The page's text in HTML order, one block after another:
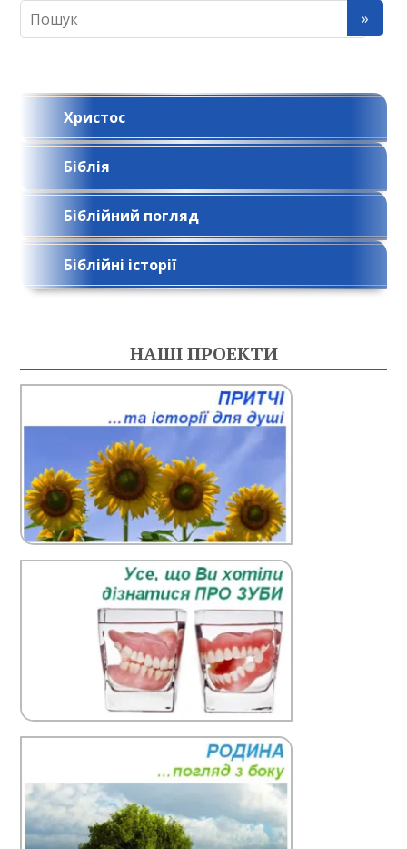
Христос
Біблія
Біблійний погляд
Біблійні історії
НАШІ ПРОЕКТИ